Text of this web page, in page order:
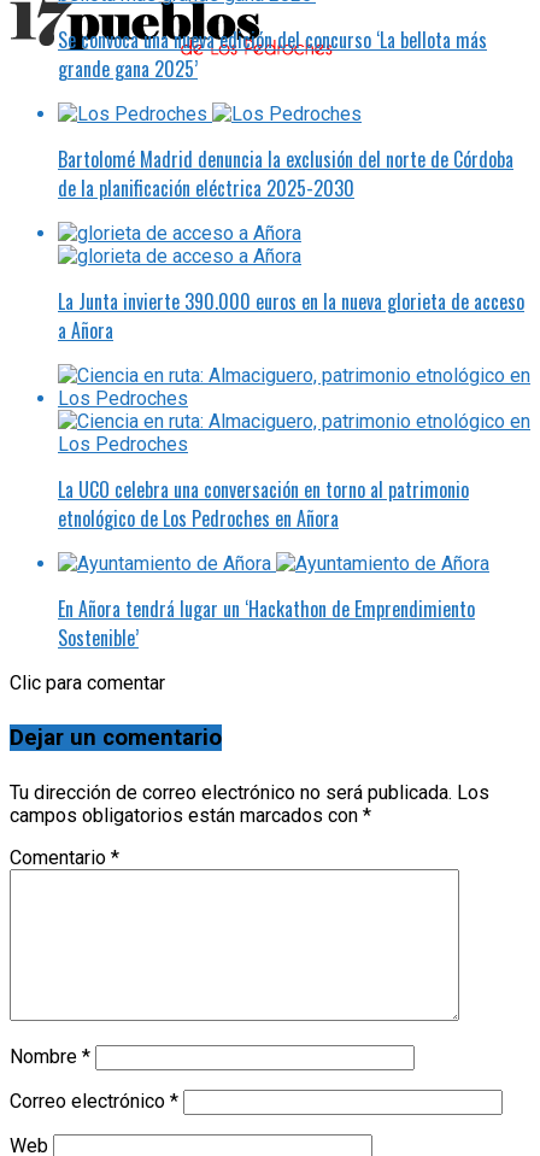
Se convoca una nueva edición del concurso ‘La bellota más
grande gana 2025’
Bartolomé Madrid denuncia la exclusión del norte de Córdoba
de la planificación eléctrica 2025-2030
La Junta invierte 390.000 euros en la nueva glorieta de acceso
a Añora
La UCO celebra una conversación en torno al patrimonio
etnológico de Los Pedroches en Añora
En Añora tendrá lugar un ‘Hackathon de Emprendimiento
Sostenible’
Clic para comentar
Dejar un comentario
Tu dirección de correo electrónico no será publicada. Los
campos obligatorios están marcados con *
Comentario *
Nombre *
Correo electrónico *
Web